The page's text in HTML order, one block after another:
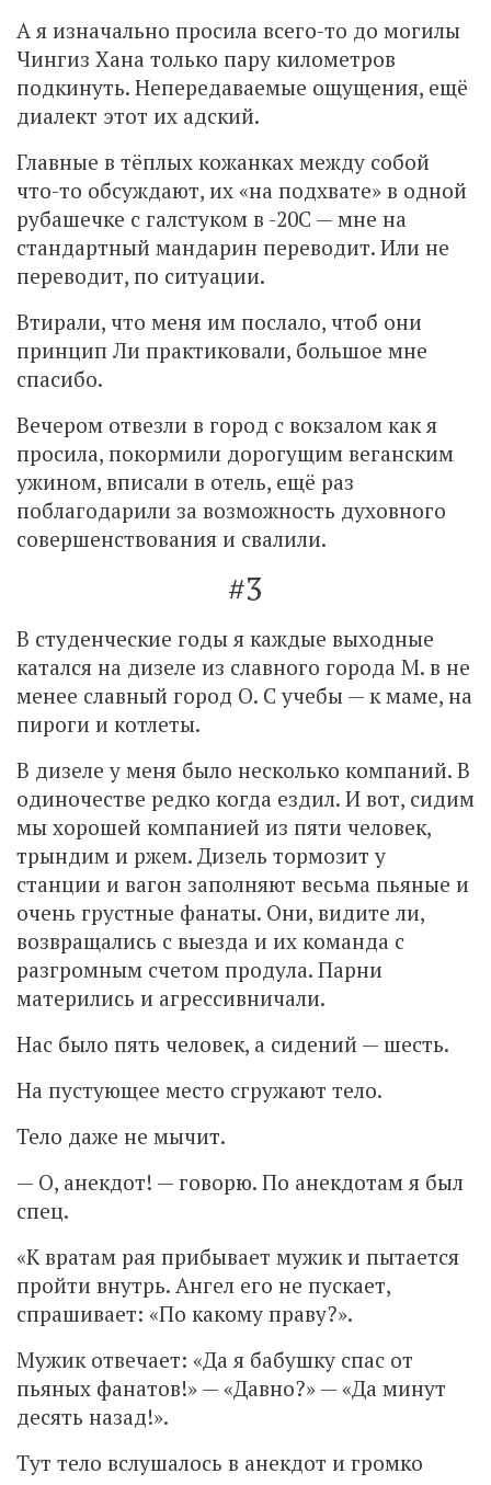
А я изначально просила всего-то до могилы
Чингиз Хана только пару километров
подкинуть. Непередаваемые ощущения, ещё
диалект этот их адский.
Главные в тёплых кожанках между собой
что-то обсуждают, их «на подхвате» в одной
рубашечке с галстуком в -20С — мне на
стандартный мандарин переводит. Или не
переводит, по ситуации.
Втирали, что меня им послало, чтоб они
принцип Ли практиковали, большое мне
спасибо.
Вечером отвезли в город с вокзалом как я
просила, покормили дорогущим веганским
ужином, вписали в отель, ещё раз
поблагодарили за возможность духовного
совершенствования и свалили.
#3
В студенческие годы я каждые выходные
катался на дизеле из славного города М. в не
менее славный город О. С учебы — к маме, на
пироги и котлеты.
В дизеле у меня было несколько компаний. В
одиночестве редко когда ездил. И вот, сидим
мы хорошей компанией из пяти человек,
трындим и ржем. Дизель тормозит у
станции и вагон заполняют весьма пьяные и
очень грустные фанаты. Они, видите ли,
возвращались с выезда и их команда с
разгромным счетом продула. Парни
матерились и агрессивничали.
Нас было пять человек, а сидений — шесть.
На пустующее место сгружают тело.
Тело даже не мычит.
— О, анекдот! — говорю. По анекдотам я был
спец.
«К вратам рая прибывает мужик и пытается
пройти внутрь. Ангел его не пускает,
спрашивает: «По какому праву?».
Мужик отвечает: «Да я бабушку спас от
пьяных фанатов!» — «Давно?» — «Да минут
десять назад!».
Тут тело вслушалось в анекдот и громко